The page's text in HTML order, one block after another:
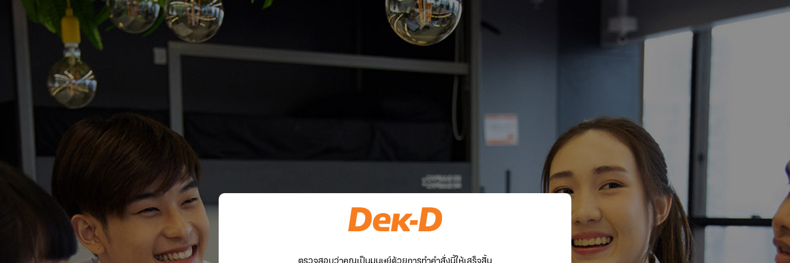
ตรวจสอบว่าคุณเป็นมนุษย์ด้วยการทำคำสั่งนี้ให้เสร็จสิ้น